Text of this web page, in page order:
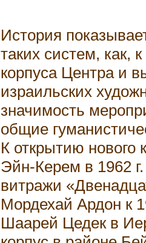
История
таких систем, как,
корпуса Центра и
израильских
значимость
общие
К открытию нового
Эйн-Керем в 1962
витражи
Мордехай Ардон к
Шаарей Цедек в